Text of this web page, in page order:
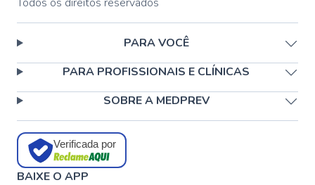
PARA VOCÊ
PARA PROFISSIONAIS E CLÍNICAS
SOBRE A MEDPREV
Verificada por
BAIXE O APP